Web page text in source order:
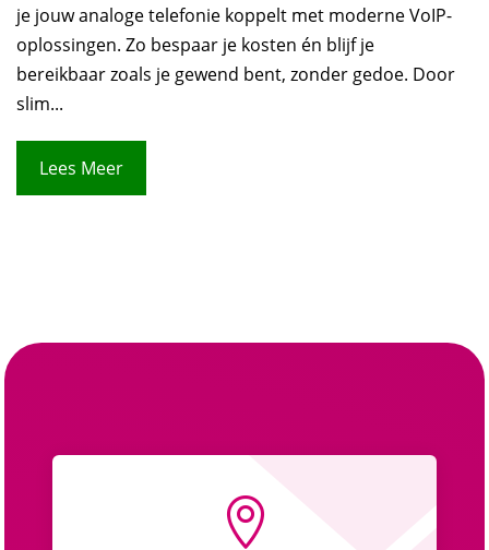
je jouw analoge telefonie koppelt met moderne VoIP-
oplossingen. Zo bespaar je kosten én blijf je
bereikbaar zoals je gewend bent, zonder gedoe. Door
slim...
Lees Meer
